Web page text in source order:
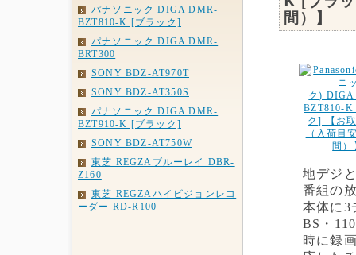
間）】
地デジ
番組の
本体に3
BS・
時に録
パナソニック DIGA DMR-
BZT810-K [ブラック]
パナソニック DIGA DMR-
BRT300
SONY BDZ-AT970T
SONY BDZ-AT350S
パナソニック DIGA DMR-
BZT910-K [ブラック]
SONY BDZ-AT750W
東芝 REGZAブルーレイ DBR-
Z160
東芝 REGZAハイビジョンレコ
ーダー RD-R100